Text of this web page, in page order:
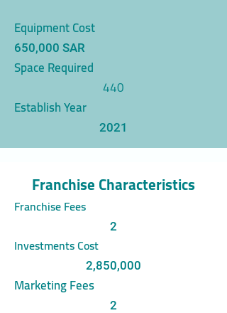
Equipment Cost
650,000 SAR
Space Required
440
Establish Year
2021
Franchise Characteristics
Franchise Fees
2
Investments Cost
2,850,000
Marketing Fees
2